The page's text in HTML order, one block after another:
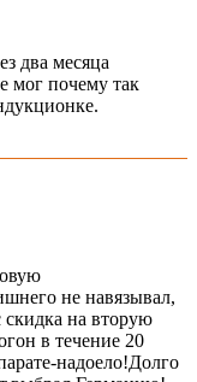
два месяца
мог почему так
не навязывал,
скидка на вторую
в течение 20
надоело!Долго